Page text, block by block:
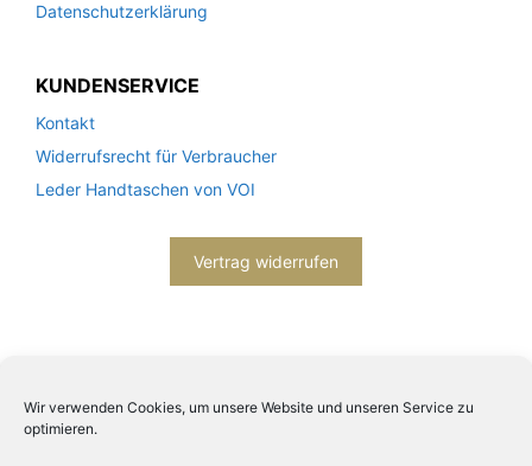
Wir verwenden Cookies, um unsere Website und unseren Service zu
optimieren.
Datenschutzerklärung
KUNDENSERVICE
Kontakt
Widerrufsrecht für Verbraucher
Leder Handtaschen von VOI
Vertrag widerrufen